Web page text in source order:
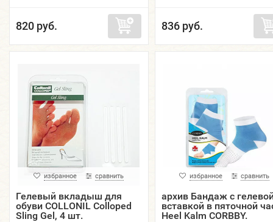
820 руб. 836 руб.
избранное сравнить
Гелевый вкладыш для
обуви COLLONIL Colloped
Sling Gel, 4 шт.
избранное сравнить
архив Бандаж с
вставкой в пяточной
Heel Kalm CORBBY.